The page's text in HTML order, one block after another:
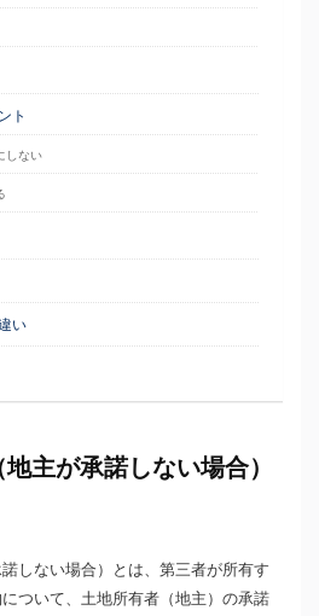
ト
しない
い
主が承諾しない場合）
しない場合）とは、第三者が所有す
ついて、土地所有者（地主）の承諾